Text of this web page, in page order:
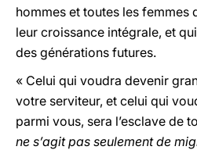
hommes et toutes les femmes
leur croissance intégrale, et
des générations futures.
« Celui qui voudra devenir
votre serviteur, et celui qui
parmi vous, sera l’esclave de
ne s’agit pas seulement de